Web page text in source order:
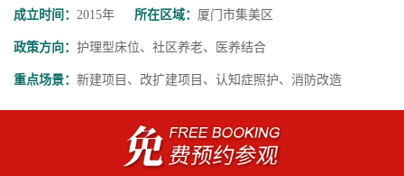
成立时间： 2015年 所在区域： 厦门市集美区
政策方向： 护理型床位、社区养老、医养结合
重点场景： 新建项目、改扩建项目、认知症照护、消防改造